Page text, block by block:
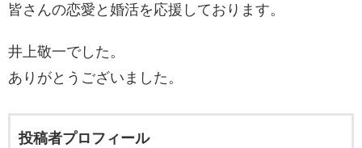
皆さんの恋愛と婚活を応援しております。
井上敬一でした。
ありがとうございました。
投稿者プロフィール